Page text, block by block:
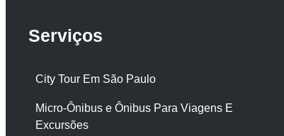
Serviços
City Tour Em São Paulo
Micro-Ônibus e Ônibus Para Viagens E
Excursões